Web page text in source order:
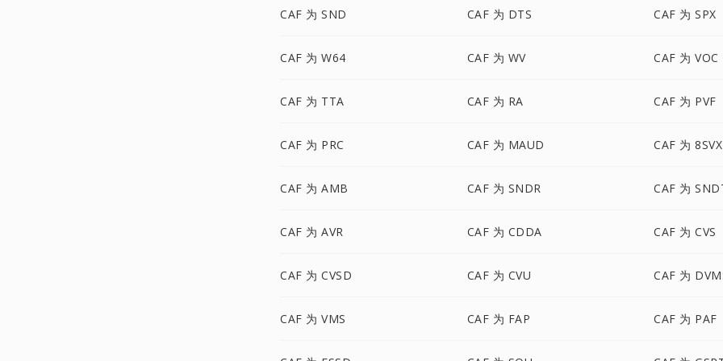
CAF 为 SND CAF 为 DTS CAF 为 SPX
CAF 为 W64 CAF 为 WV CAF 为 VOC
CAF 为 TTA CAF 为 RA CAF 为 PVF
CAF 为 PRC CAF 为 MAUD CAF 为 8SVX
CAF 为 AMB CAF 为 SNDR CAF 为
CAF 为 AVR CAF 为 CDDA CAF 为 CVS
CAF 为 CVSD CAF 为 CVU CAF 为
CAF 为 VMS CAF 为 FAP CAF 为 PAF